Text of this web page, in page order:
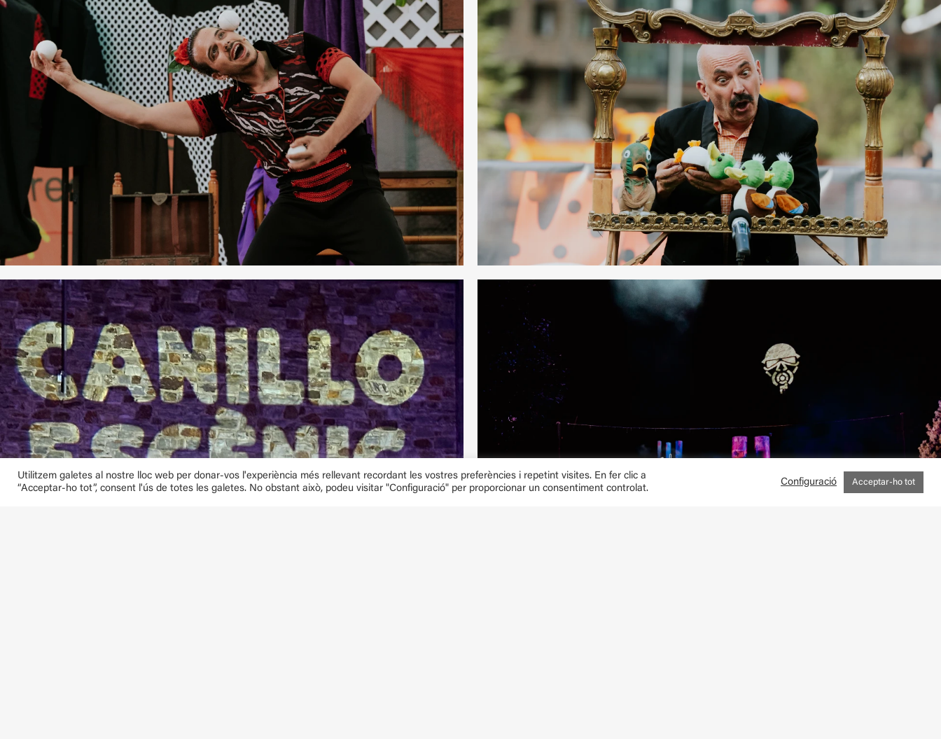
Utilitzem galetes al nostre lloc web per donar-vos l'experiència més rellevant recordant les vostres preferències i repetint visites. En fer clic a
“Acceptar-ho tot”, consent l'ús de totes les galetes. No obstant això, podeu visitar "Configuració" per proporcionar un consentiment controlat.
Configuració Acceptar-ho tot